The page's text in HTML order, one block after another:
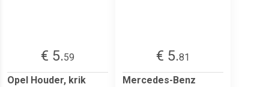
€ 5.59
Opel Houder, krik
€ 5.81
Mercedes-Benz